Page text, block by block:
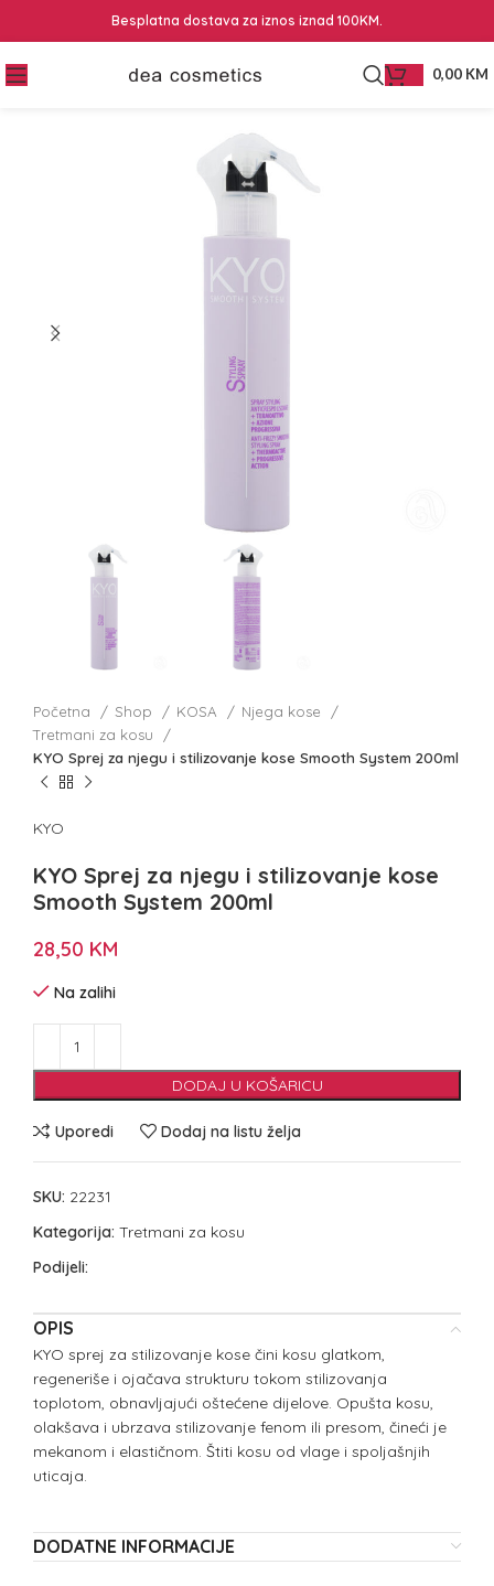
Besplatna dostava za iznos iznad 100KM.
0,00 KM
Početna Shop KOSA
Njega kose
Tretmani za kosu
KYO Sprej za njegu i stilizovanje kose Smooth System 200ml
KYO
KYO Sprej za njegu i stilizovanje kose
Smooth System 200ml
28,50 KM
Na zalihi
DODAJ U KOŠARICU
Uporedi Dodaj na listu želja
SKU: 22231
Kategorija: Tretmani za kosu
Podijeli:
OPIS
KYO sprej za stilizovanje kose čini kosu glatkom,
regeneriše i ojačava strukturu tokom stilizovanja
toplotom, obnavljajući oštećene dijelove. Opušta kosu,
olakšava i ubrzava stilizovanje fenom ili presom, čineći je
mekanom i elastičnom. Štiti kosu od vlage i spoljašnjih
uticaja.
DODATNE INFORMACIJE